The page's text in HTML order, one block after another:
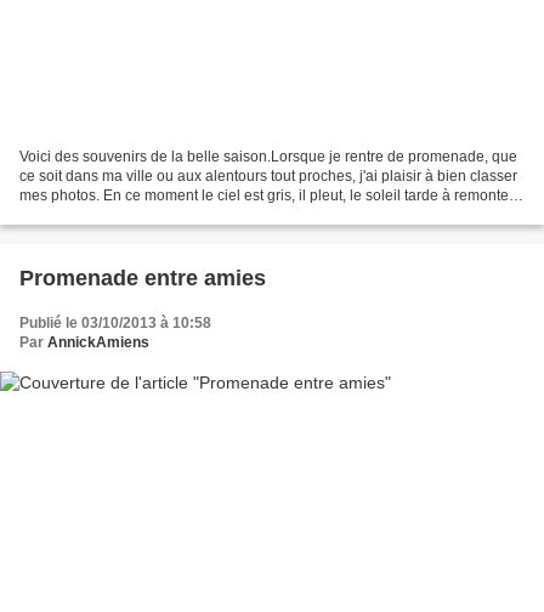
Voici des souvenirs de la belle saison.Lorsque je rentre de promenade, que
ce soit dans ma ville ou aux alentours tout proches, j'ai plaisir à bien classer
mes photos. En ce moment le ciel est gris, il pleut, le soleil tarde à remonter
Promenade entre amies
Publié le 03/10/2013 à 10:58
Par AnnickAmiens